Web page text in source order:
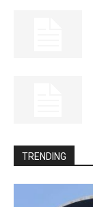
TRENDING